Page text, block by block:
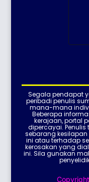
Segala pendapat
peribadi penulis
mana-mana
Beberapa
kerajaan, portal
dipercayai.
sebarang
ini atau terhadap
kerosakan yang
ini. Sila gunakan